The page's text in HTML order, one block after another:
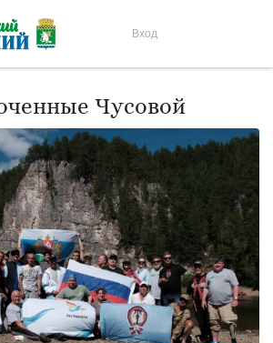
Вход
Чусовой